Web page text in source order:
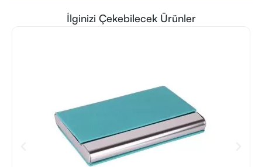
İlginizi Çekebilecek Ürünler